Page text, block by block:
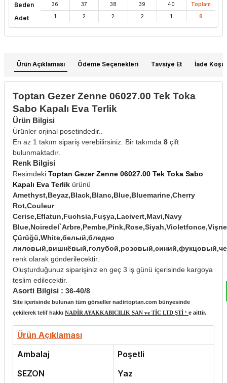
Beden
Adet
36
1
37
2
38
2
39
2
40
1
Toplam
8
Ürün Açıklaması Ödeme Seçenekleri Tavsiye Et İade
Toptan Gezer Zenne 06027.00 Tek Toka
Sabo Kapalı Eva Terlik
Ürün Bilgisi
Ürünler orjinal posetindedir..
En az 1 takım sipariş verebilirsiniz. Bir takımda 8 çift
bulunmaktadır.
Renk Bilgisi
Resimdeki Toptan Gezer Zenne 06027.00 Tek Toka Sabo
Kapalı Eva Terlik ürünü
Amethyst,Beyaz,Black,Blanc,Blue,Bluemarine,Cherry
Rot,Couleur
Cerise,Eflatun,Fuchsia,Fuşya,Lacivert,Mavi,Navy
Blue,Noiredel`Arbre,Pembe,Pink,Rose,Siyah,Violetfonce,Vişne
Çürüğü,White,белый,бледно
renk olarak gönderilecektir.
Oluşturduğunuz siparişiniz en geç 3 iş günü içerisinde kargoya
teslim edilecektir.
Asorti Bilgisi : 36-40/8
Site içerisinde bulunan tüm görseller nadirtoptan.com bünyesinde
çekilerek telif hakkı NADİR AYAKKABICILIK SAN ve TİC LTD ŞTİ ‘ e aittir.
Ürün Açıklaması
Ambalaj
Poşetli
SEZON
Yaz